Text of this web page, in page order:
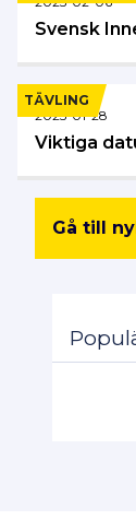
Svensk
TÄVLING
2025-01-28
Viktiga
Gå till